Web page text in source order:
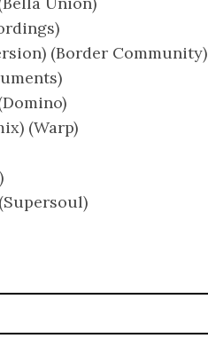
(Border Community)
(Warp)